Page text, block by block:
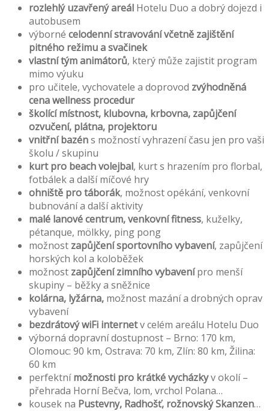
rozlehlý uzavřený areál Hotelu Duo a dobrý dojezd i
autobusem
výborné celodenní stravování včetně zajištění
pitného režimu a svačinek
vlastní tým animátorů, který může zajistit program
mimo výuku
pro učitele, vychovatele a doprovod zvýhodněná
cena wellness procedur
školící místnost, klubovna, krbovna, zapůjčení
ozvučení, plátna, projektoru
vnitřní bazéns možností vyhrazení času jen pro vaši
školu / skupinu
kurt pro beach volejbal, kurt s hrazením pro florbal,
fotbálek a další míčové hry
ohniště pro táborák, možnost opékání, venkovní
bubnování a další aktivity
malé lanové centrum, venkovní fitness, kuželky,
pétanque, mölkky, ping pong
možnost zapůjčení sportovního vybavení, zapůjčení
horských kol a koloběžek
možnost zapůjčení zimního vybavenípro menší
skupiny – běžky a sněžnice
kolárna, lyžárna, možnost mazání a drobných oprav
vybavení
bezdrátový wiFi internetv celém areálu Hotelu Duo
výborná dopravní dostupnost – Brno: 170 km,
Olomouc: 90 km, Ostrava: 70 km, Zlín: 80 km, Žilina:
60 km
perfektnímožnosti pro krátké vycházkyv okolí –
přehrada Horní Bečva, lom, vrchol Polana…
kousek na Pustevny, Radhošť, rožnovský Skanzen…